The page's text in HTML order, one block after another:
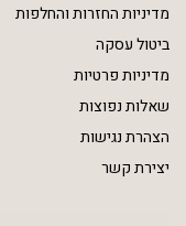
מדיניות החזרות והחלפות
ביטול עסקה
מדיניות פרטיות
שאלות נפוצות
הצהרת נגישות
יצירת קשר